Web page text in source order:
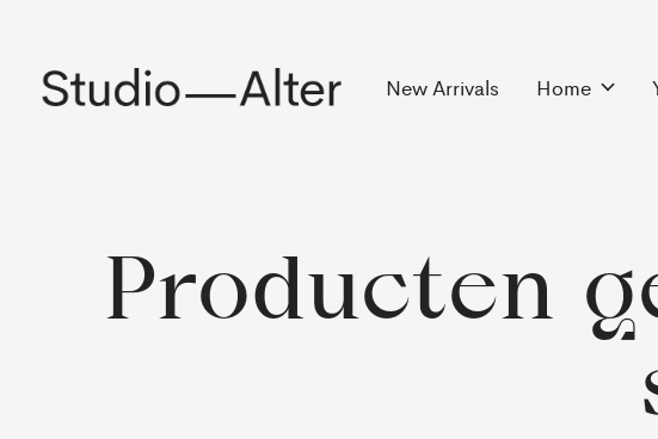
New Arrivals Home
Producten